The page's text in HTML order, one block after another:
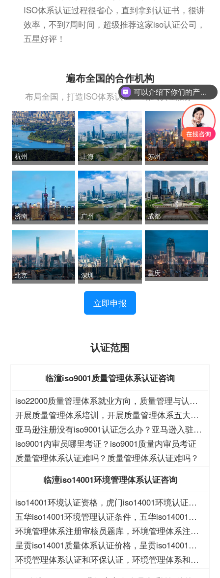
ISO体系认证过程很省心，直到拿到认证书，很讲
效率，不到7周时间，超级推荐这家iso认证公司，
五星好评！
遍布全国的合作机构
布局全国，打造ISO体系认证“一站式认证服务”
杭州
济南
北京
上海
广州
深圳
苏州
成都
重庆
立即申报
认证范围
临潼iso9001质量管理体系认证咨询
iso22000质量管理体系就业方向，质量管理与认证
就业方向
开展质量管理体系培训，开展质量管理体系五大过
程培训
亚马逊注册没有iso9001认证怎么办？亚马逊入驻没
有iso9001怎么办？
iso9001内审员哪里考证？iso9001质量内审员考证
质量管理体系认证难吗？质量管理体系认证难吗？
临潼iso14001环境管理体系认证咨询
iso14001环境认证资格，虎门iso14001环境认证资
格
五华iso14001环境管理认证条件，五华iso14001环
境管理认证价格
环境管理体系注册审核员题库，环境管理体系注册
审核员考试题库
呈贡iso14001质量体系认证价格，呈贡iso14001质
量体系认证
环境管理体系认证和环保认证，环境管理体系和环
你们是怎么收费的呢？